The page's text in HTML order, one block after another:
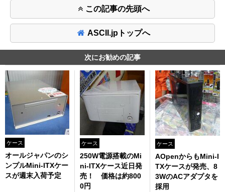
この記事の先頭へ
ASCII.jpトップへ
次にお勧めの記事
ケース
オールジャパンのシ
ンプルMini-ITXケー
スが週末入荷予定
ケース
250W電源搭載のMi
ni-ITXケース近日発
売！ 価格は約800
0円
ケース
AOpenからもMini-I
TXケースが発売、8
3WのACアダプタを
採用